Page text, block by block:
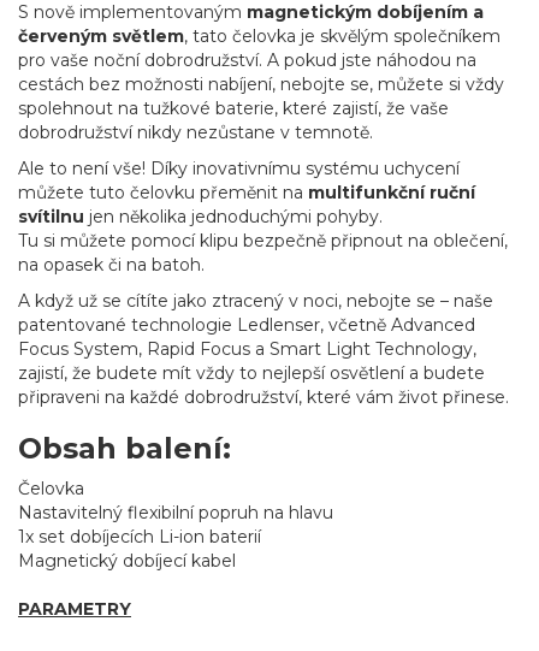
S nově implementovaným magnetickým dobíjením a
červeným světlem, tato čelovka je skvělým společníkem
pro vaše noční dobrodružství. A pokud jste náhodou na
cestách bez možnosti nabíjení, nebojte se, můžete si vždy
spolehnout na tužkové baterie, které zajistí, že vaše
dobrodružství nikdy nezůstane v temnotě.
Ale to není vše! Díky inovativnímu systému uchycení
můžete tuto čelovku přeměnit na multifunkční ruční
svítilnu jen několika jednoduchými pohyby.
Tu si můžete pomocí klipu bezpečně připnout na oblečení,
na opasek či na batoh.
A když už se cítíte jako ztracený v noci, nebojte se – naše
patentované technologie Ledlenser, včetně Advanced
Focus System, Rapid Focus a Smart Light Technology,
zajistí, že budete mít vždy to nejlepší osvětlení a budete
připraveni na každé dobrodružství, které vám život přinese.
Obsah balení:
Čelovka
Nastavitelný flexibilní popruh na hlavu
1x set dobíjecích Li-ion baterií
Magnetický dobíjecí kabel
PARAMETRY